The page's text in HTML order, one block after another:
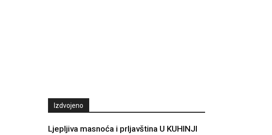
Izdvojeno
Ljepljiva masnoća i prljavština U KUHINJI